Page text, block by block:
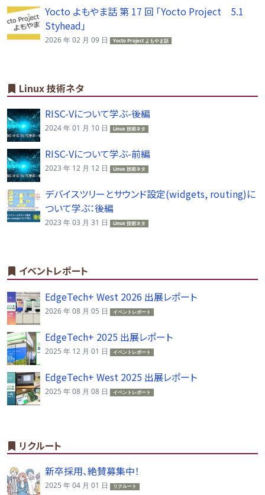
Yocto よもやま話 第 17 回 「Yocto Project 5.1
Styhead」
2026 年 02 月 09 日 Yocto Project よもやま話
Linux 技術ネタ
RISC-Vについて学ぶ-後編
2024 年 01 月 10 日 Linux 技術ネタ
RISC-Vについて学ぶ-前編
2023 年 12 月 12 日 Linux 技術ネタ
デバイスツリーとサウンド設定(widgets, routing)に
ついて学ぶ：後編
2023 年 03 月 31 日 Linux 技術ネタ
イベントレポート
EdgeTech+ West 2026 出展レポート
2026 年 08 月 05 日 イベントレポート
EdgeTech+ 2025 出展レポート
2025 年 12 月 01 日 イベントレポート
EdgeTech+ West 2025 出展レポート
2025 年 08 月 08 日 イベントレポート
リクルート
新卒採用、絶賛募集中！
2025 年 04 月 01 日 リクルート